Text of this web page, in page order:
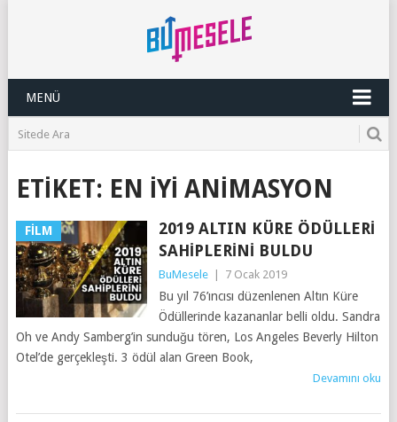
MENÜ
ETIKET: EN İYI ANIMASYON
FILM
2019 ALTIN KÜRE ÖDÜLLERI
SAHIPLERINI BULDU
BuMesele 7 Ocak 2019
Bu yıl 76’ıncısı düzenlenen Altın Küre
Ödüllerinde kazananlar belli oldu. Sandra
Oh ve Andy Samberg’in sunduğu tören, Los Angeles Beverly Hilton
Otel’de gerçekleşti. 3 ödül alan Green Book,
Devamını oku